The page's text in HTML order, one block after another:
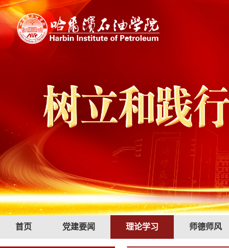
首页 党建要闻 理论学习 师德师风